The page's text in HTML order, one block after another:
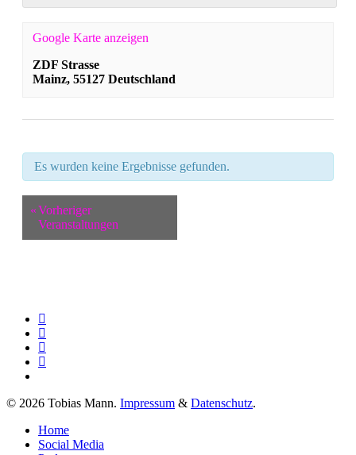
Google Karte anzeigen
ZDF Strasse
Mainz, 55127 Deutschland
Es wurden keine Ergebnisse gefunden.
«Vorheriger
Veranstaltungen
twitter
facebook
youtube
instagram
© 2026 Tobias Mann. Impressum & Datenschutz.
Close
Menu
Home
Social Media